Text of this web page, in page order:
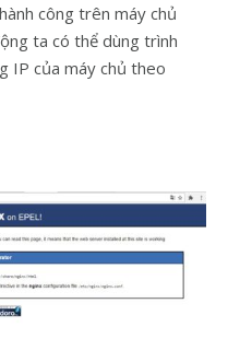
công trên máy chủ
ta có thể dùng trình
IP của máy chủ theo